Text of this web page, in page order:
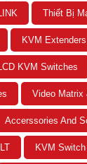
Thiết Bị
KVM Extenders
LCD KVM Switches
Video
Accerssories And
KVM